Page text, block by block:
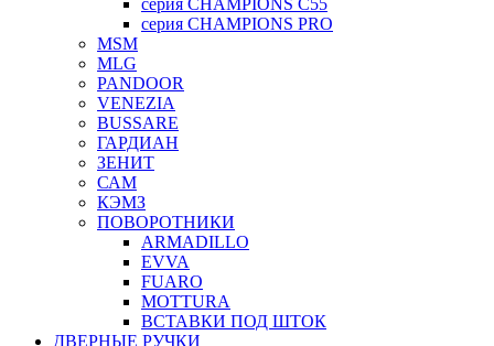
серия CHAMPIONS PRO
MSM
MLG
PANDOOR
VENEZIA
BUSSARE
ГАРДИАН
ЗЕНИТ
САМ
КЭМЗ
ПОВОРОТНИКИ
ARMADILLO
EVVA
FUARO
MOTTURA
ВСТАВКИ ПОД ШТОК
ДВЕРНЫЕ РУЧКИ